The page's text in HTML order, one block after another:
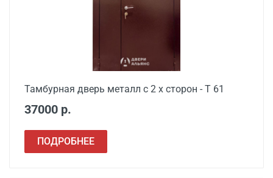
Тамбурная дверь металл с 2 х сторон - Т 61
37000 р.
ПОДРОБНЕЕ